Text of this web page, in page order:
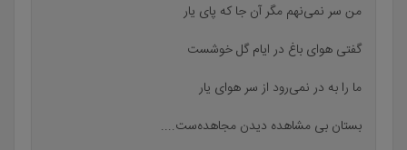
من سر نمی‌نهم مگر آن جا که پای یار
گفتی هوای باغ در ایام گل خوشست
ما را به در نمی‌رود از سر هوای یار
بستان بی مشاهده دیدن مجاهده‌ست....